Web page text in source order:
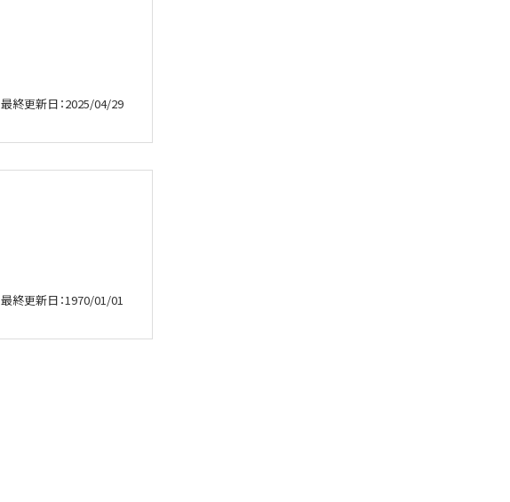
最終更新日：2025/04/29
最終更新日：1970/01/01